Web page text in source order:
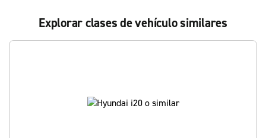
Explorar clases de vehículo similares